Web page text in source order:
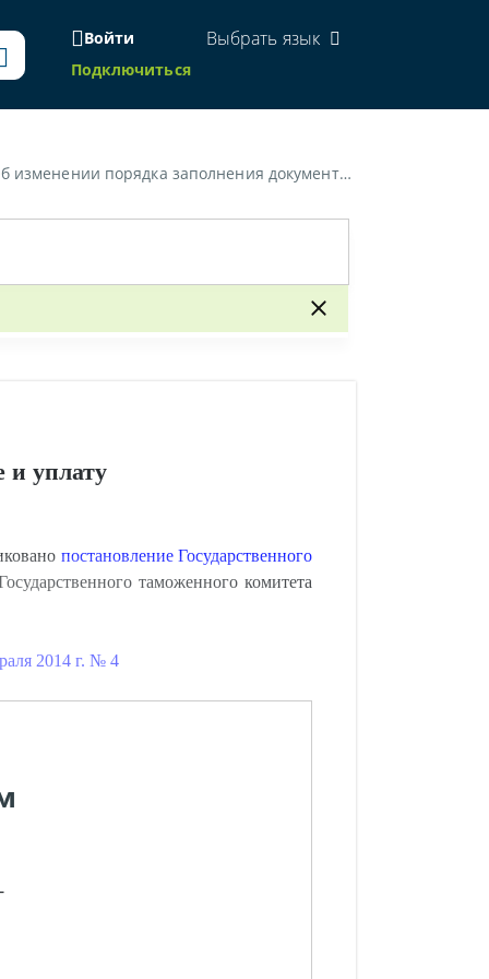
Войти
Подключиться
Выбрать язык
отражающего исчисление и уплату утилизационного сбора»
и уплату
постановление Государственного
таможенного комитета
2014 г. № 4